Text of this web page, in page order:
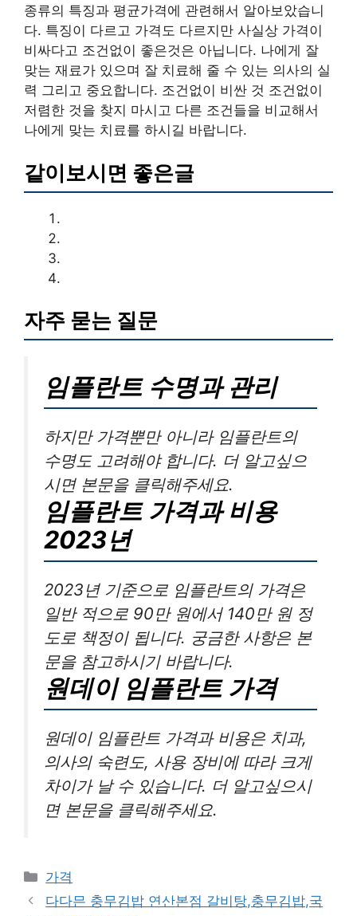
종류의 특징과 평균가격에 관련해서 알아보았습니
다. 특징이 다르고 가격도 다르지만 사실상 가격이
비싸다고 조건없이 좋은것은 아닙니다. 나에게 잘
맞는 재료가 있으며 잘 치료해 줄 수 있는 의사의 실
력 그리고 중요합니다. 조건없이 비싼 것 조건없이
저렴한 것을 찾지 마시고 다른 조건들을 비교해서
나에게 맞는 치료를 하시길 바랍니다.
같이보시면 좋은글
자주 묻는 질문
임플란트 수명과 관리
하지만 가격뿐만 아니라 임플란트의
수명도 고려해야 합니다. 더 알고싶으
시면 본문을 클릭해주세요.
임플란트 가격과 비용
2023년
2023년 기준으로 임플란트의 가격은
일반 적으로 90만 원에서 140만 원 정
도로 책정이 됩니다. 궁금한 사항은 본
문을 참고하시기 바랍니다.
원데이 임플란트 가격
원데이 임플란트 가격과 비용은 치과,
의사의 숙련도, 사용 장비에 따라 크게
차이가 날 수 있습니다. 더 알고싶으시
면 본문을 클릭해주세요.
카
테
가격
다다믄 충무김밥 연산본점 갈비탕,충무김밥,국